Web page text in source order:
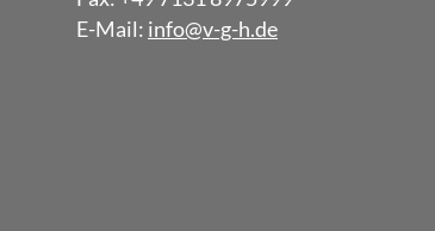
E-Mail: info@v-g-h.de